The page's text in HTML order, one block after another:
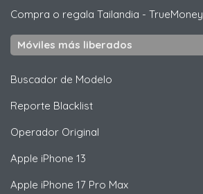
Compra o regala Tailandia - TrueMoney
Móviles más liberados
Buscador de Modelo
Reporte Blacklist
Operador Original
Apple iPhone 13
Apple iPhone 17 Pro Max